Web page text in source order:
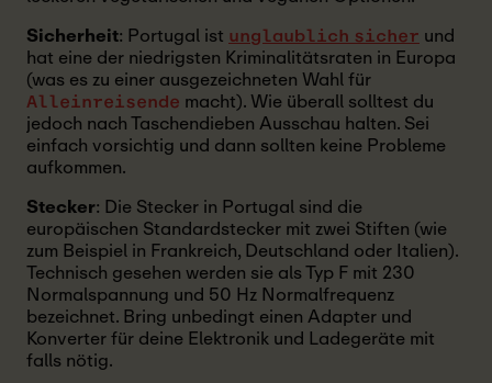
Sicherheit: Portugal ist unglaublich sicher und
hat eine der niedrigsten Kriminalitätsraten in Europa
(was es zu einer ausgezeichneten Wahl für
Alleinreisende macht). Wie überall solltest du
jedoch nach Taschendieben Ausschau halten. Sei
einfach vorsichtig und dann sollten keine Probleme
aufkommen.
Stecker: Die Stecker in Portugal sind die
europäischen Standardstecker mit zwei Stiften (wie
zum Beispiel in Frankreich, Deutschland oder Italien).
Technisch gesehen werden sie als Typ F mit 230
Normalspannung und 50 Hz Normalfrequenz
bezeichnet. Bring unbedingt einen Adapter und
Konverter für deine Elektronik und Ladegeräte mit
falls nötig.